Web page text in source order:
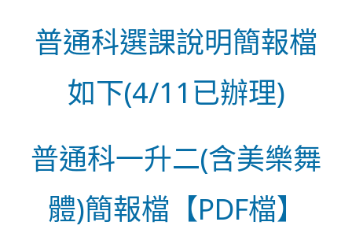
普通科選課說明簡報檔
如下(4/11已辦理)
普通科一升二(含美樂舞
體)簡報檔【PDF檔】